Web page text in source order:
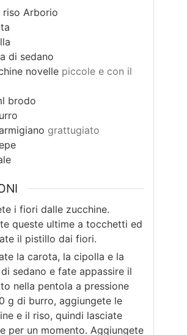
riso Arborio
di sedano
novelle piccole e con il
brodo
grattugiato
i fiori dalle zucchine.
queste ultime a tocchetti ed
il pistillo dai fiori.
la carota, la cipolla e la
sedano e fate appassire il
nella pentola a pressione
g di burro, aggiungete le
e il riso, quindi lasciate
per un momento. Aggiungete